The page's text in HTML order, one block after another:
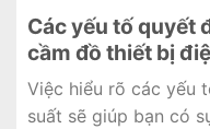
Các yếu tố quyết
cầm đồ thiết bị
Việc hiểu rõ các yếu
suất sẽ giúp bạn có